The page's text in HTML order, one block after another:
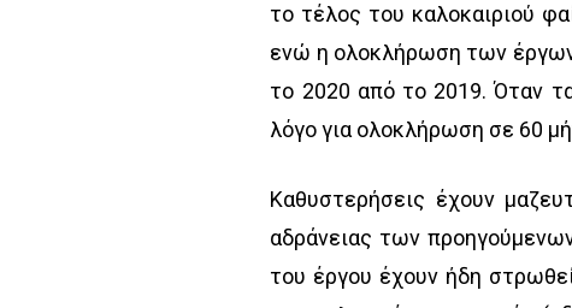
το τέλος του καλοκαιριού
ενώ η ολοκλήρωση των έργων
το 2020 από το 2019. Όταν
λόγο για ολοκλήρωση σε 60
Καθυστερήσεις έχουν
αδράνειας των
του έργου έχουν ήδη